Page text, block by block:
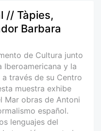
// Tàpies,
Barbara
de Cultura junto
Iberoamericana y la
través de su Centro
muestra exhibe
Mar obras de Antoni
español.
lenguajes del